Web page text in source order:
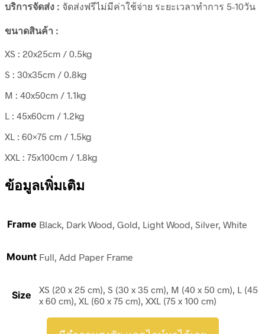
บริการจัดส่ง : จัดส่งฟรีไม่มีค่าใช้จ่าย ระยะเวลาทำการ 5-10วัน
ขนาดสินค้า :
XS : 20x25cm / 0.5kg
S : 30x35cm / 0.8kg
M : 40x50cm / 1.1kg
L : 45x60cm / 1.2kg
XL : 60×75 cm / 1.5kg
XXL : 75x100cm / 1.8kg
ข้อมูลเพิ่มเติม
Frame Black, Dark Wood, Gold, Light Wood, Silver, White
Mount Full, Add Paper Frame
Size
XS (20 x 25 cm), S (30 x 35 cm), M (40 x 50 cm), L (45
x 60 cm), XL (60 x 75 cm), XXL (75 x 100 cm)